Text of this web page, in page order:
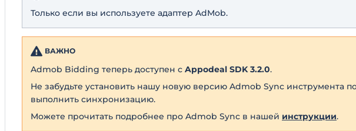
Только если вы используете адаптер AdMob.
ВАЖНО
Admob Bidding теперь доступен с Appodeal SDK 3.2.0.
Не забудьте установить нашу новую версию Admob Sync инструмента
выполнить синхронизацию.
Можете прочитать подробнее про Admob Sync в нашей инструкции.